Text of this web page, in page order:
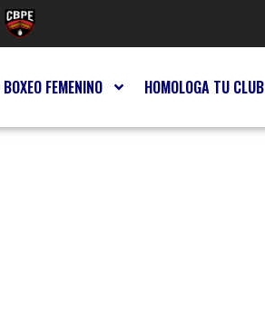
BOXEO FEMENINO HOMOLOGA TU CLUB